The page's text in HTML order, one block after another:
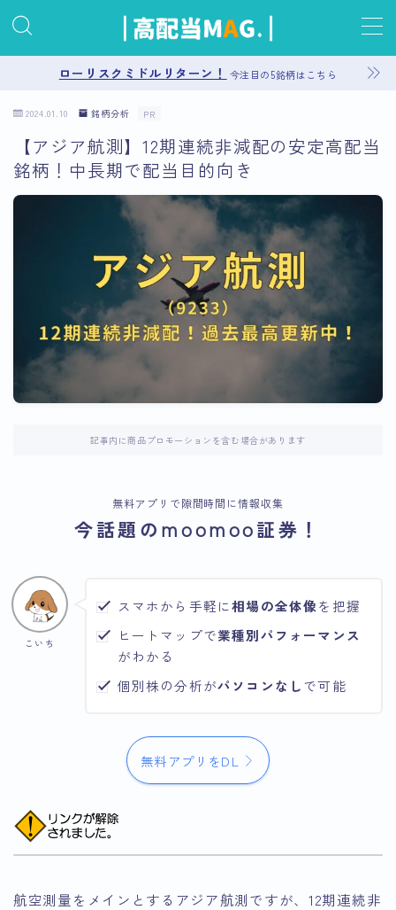
お問い合わせ
プライバシーポリシー
サイトマップ
ローリスクミドルリターン！ 今注目の5銘柄はこちら
2024.01.10 銘柄分析 PR
【アジア航測】12期連続非減配の安定高配当
銘柄！中長期で配当目的向き
記事内に商品プロモーションを含む場合があります
無料アプリで隙間時間に情報収集
今話題のmoomoo証券！
こいち
スマホから手軽に相場の全体像を把握
ヒートマップで業種別パフォーマンス
がわかる
個別株の分析がパソコンなしで可能
無料アプリをDL
航空測量をメインとするアジア航測ですが、12期連続非